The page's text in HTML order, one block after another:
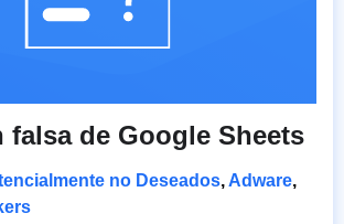
falsa de Google Sheets
no Deseados, Adware,